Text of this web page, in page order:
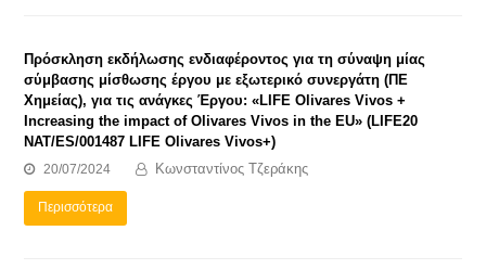
Πρόσκληση εκδήλωσης ενδιαφέροντος για τη σύναψη μίας
σύμβασης μίσθωσης έργου με εξωτερικό συνεργάτη (ΠΕ
Χημείας), για τις ανάγκες Έργου: «LIFE Olivares Vivos +
Increasing the impact of Olivares Vivos in the EU» (LIFE20
NAT/ES/001487 LIFE Olivares Vivos+)
20/07/2024 Κωνσταντίνος Τζεράκης
Περισσότερα